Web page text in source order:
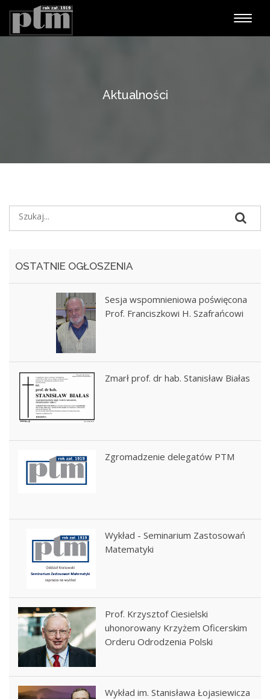
Aktualności
OSTATNIE OGŁOSZENIA
Sesja wspomnieniowa poświęcona
Prof. Franciszkowi H. Szafrańcowi
Zmarł prof. dr hab. Stanisław Białas
Zgromadzenie delegatów PTM
Wykład - Seminarium Zastosowań
Matematyki
Prof. Krzysztof Ciesielski
uhonorowany Krzyżem Oficerskim
Orderu Odrodzenia Polski
Wykład im. Stanisława Łojasiewicza